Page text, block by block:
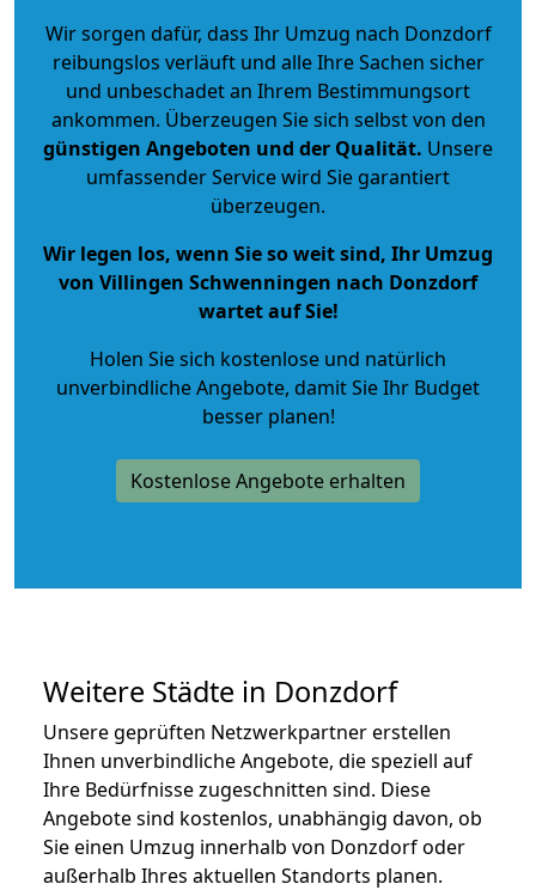
Wir sorgen dafür, dass Ihr Umzug nach Donzdorf
reibungslos verläuft und alle Ihre Sachen sicher
und unbeschadet an Ihrem Bestimmungsort
ankommen. Überzeugen Sie sich selbst von den
günstigen Angeboten und der Qualität. Unsere
umfassender Service wird Sie garantiert
überzeugen.
Wir legen los, wenn Sie so weit sind, Ihr Umzug
von Villingen Schwenningen nach Donzdorf
wartet auf Sie!
Holen Sie sich kostenlose und natürlich
unverbindliche Angebote, damit Sie Ihr Budget
besser planen!
Kostenlose Angebote erhalten
Weitere Städte in Donzdorf
Unsere geprüften Netzwerkpartner erstellen
Ihnen unverbindliche Angebote, die speziell auf
Ihre Bedürfnisse zugeschnitten sind. Diese
Angebote sind kostenlos, unabhängig davon, ob
Sie einen Umzug innerhalb von Donzdorf oder
außerhalb Ihres aktuellen Standorts planen.